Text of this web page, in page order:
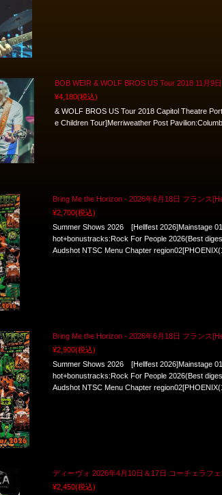
BOB WEIR & WOLF BROS US Tour 2018 11月9
¥4,180(税込)
& WOLF BROS US Tour 2018 Capitol Theatre
e Children Tour]Merriweather Post
Bring Me the Horizon - 2026年6月18日 フランス
¥2,700(税込)
Summer Shows 2026 [Hellfest 2026]Mainstage
hot+bonustracks:Rock For People 2026(Best
Audshot NTSC Menu Chapter
Bring Me the Horizon - 2026年6月18日 フランス
¥2,900(税込)
Summer Shows 2026 [Hellfest 2026]Mainstage
hot+bonustracks:Rock For People 2026(Best
Audshot NTSC Menu Chapter
ディーヴォ 2026年4月10日＆17日 コーチェラフ
¥2,450(税込)